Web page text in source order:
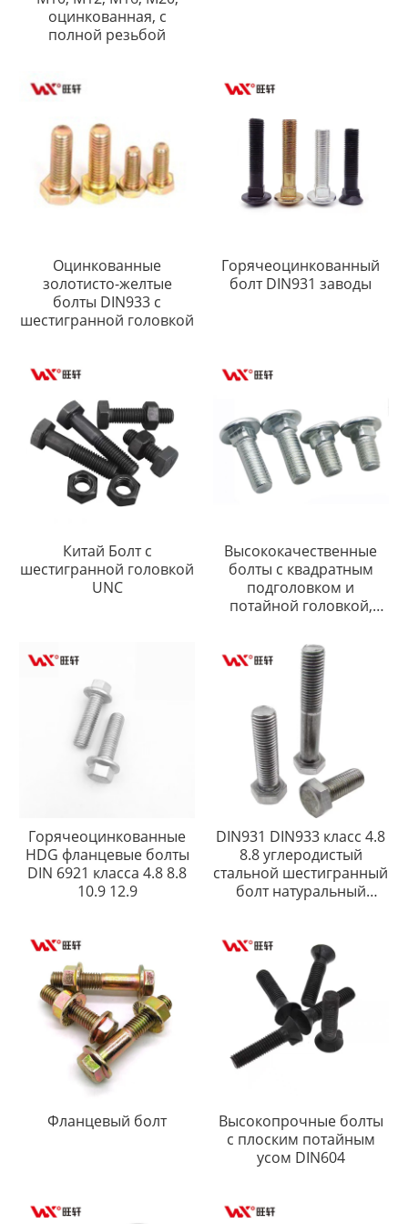
оцинкованная, с
полной резьбой
Оцинкованные
золотисто-желтые
болты DIN933 с
шестигранной головкой
Горячеоцинкованный
болт DIN931 заводы
Китай Болт с
шестигранной головкой
UNC
Высококачественные
болты с квадратным
подголовком и
потайной головкой,
цинк DIN608
Горячеоцинкованные
HDG фланцевые болты
DIN 6921 класса 4.8 8.8
10.9 12.9
DIN931 DIN933 класс 4.8
8.8 углеродистый
стальной шестигранный
болт натуральный
Фланцевый болт
Высокопрочные болты
с плоским потайным
усом DIN604